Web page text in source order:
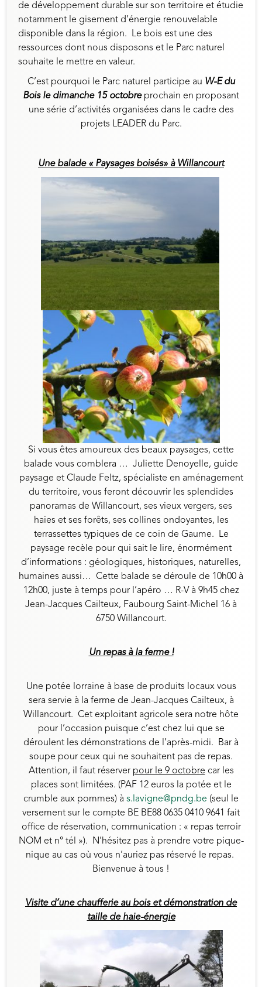
de développement durable sur son territoire et étudie
notamment le gisement d’énergie renouvelable
disponible dans la région. Le bois est une des
ressources dont nous disposons et le Parc naturel
souhaite le mettre en valeur.
C’est pourquoi le Parc naturel participe au W-E du
Bois le dimanche 15 octobreprochain en proposant
une série d’activités organisées dans le cadre des
projets LEADER du Parc.
Une balade « Paysages boisés» à Willancourt
Si vous êtes amoureux des beaux paysages, cette
balade vous comblera … Juliette Denoyelle, guide
paysage et Claude Feltz, spécialiste en aménagement
du territoire, vous feront découvrir les splendides
panoramas de Willancourt, ses vieux vergers, ses
haies et ses forêts, ses collines ondoyantes, les
terrassettes typiques de ce coin de Gaume. Le
paysage recèle pour qui sait le lire, énormément
d’informations : géologiques, historiques, naturelles,
humaines aussi… Cette balade se déroule de 10h00 à
12h00, juste à temps pour l’apéro … R-V à 9h45 chez
Jean-Jacques Cailteux, Faubourg Saint-Michel 16 à
6750 Willancourt.
Un repas à la ferme !
Une potée lorraine à base de produits locaux vous
sera servie à la ferme de Jean-Jacques Cailteux, à
Willancourt. Cet exploitant agricole sera notre hôte
pour l’occasion puisque c’est chez lui que se
déroulent les démonstrations de l’après-midi. Bar à
soupe pour ceux qui ne souhaitent pas de repas.
Attention, il faut réserver pour le 9 octobre car les
places sont limitées. (PAF 12 euros la potée et le
crumble aux pommes) à s.lavigne@pndg.be (seul le
versement sur le compte BE BE88 0635 0410 9641 fait
office de réservation, communication : « repas terroir
NOM et n° tél »). N’hésitez pas à prendre votre pique-
nique au cas où vous n’auriez pas réservé le repas.
Bienvenue à tous !
Visite d’une chaufferie au bois et démonstration de
taille de haie-énergie